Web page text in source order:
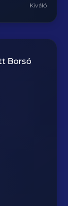
Kiváló
Borsó